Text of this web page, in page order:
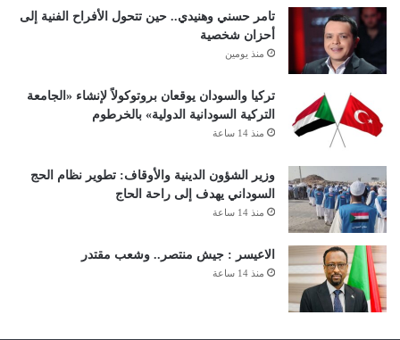
تامر حسني وهنيدي.. حين تتحول الأفراح الفنية إلى
أحزان شخصية
منذ يومين
تركيا والسودان يوقعان بروتوكولاً لإنشاء «الجامعة
التركية السودانية الدولية» بالخرطوم
منذ 14 ساعة
وزير الشؤون الدينية والأوقاف: تطوير نظام الحج
السوداني يهدف إلى راحة الحاج
منذ 14 ساعة
الاعيسر : جيش منتصر.. وشعب مقتدر
منذ 14 ساعة